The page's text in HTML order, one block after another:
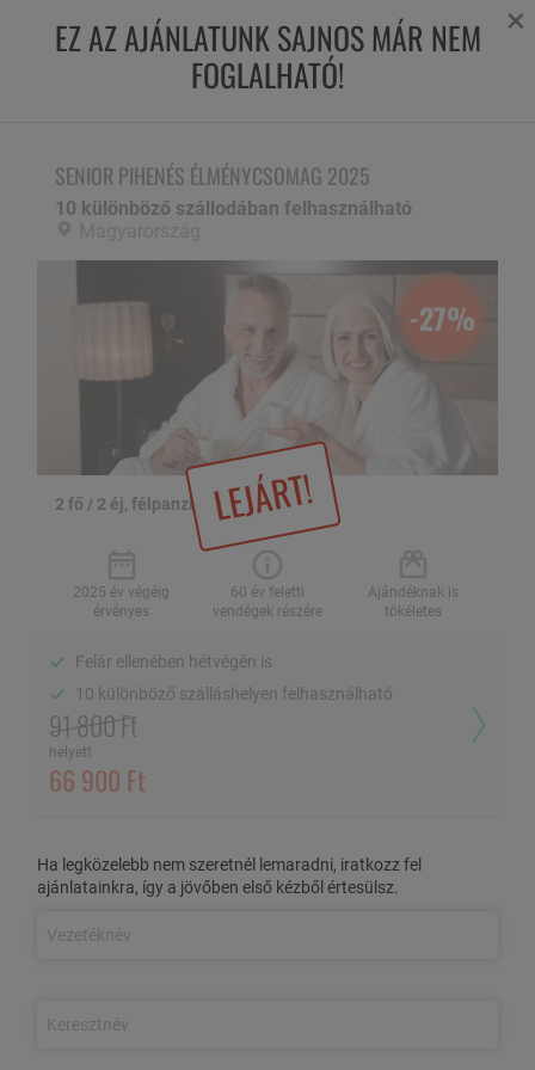
SENIOR PIHENÉS ÉLMÉNYCSOMAG 2025
2025 év végéig
60 év feletti vendégek
Felár ellenében hétvégén is
10 különböző szálláshelyen felhasználható
pihenést segítő szolgáltatások várnak!
AZ ÉLMÉNYCSOMAG TARTALMA
Az ajánlatot kizárólag 60 év feletti vendégek vehetik igénybe
EZ AZ AJÁNLATUNK SAJNOS MÁR NEM
FOGLALHATÓ!
×
LEJÁRT!
SENIOR PIHENÉS ÉLMÉNYCSOMAG 2025
10 különböző szállodában felhasználható
-27%
2 fő / 2 éj, félpanzióval
2025 év végéig
érvényes
60 év feletti
vendégek részére
Ajándéknak is
tökéletes
Felár ellenében hétvégén is
10 különböző szálláshelyen felhasználható
91 800 Ft
helyett
66 900 Ft
Ha legközelebb nem szeretnél lemaradni, iratkozz fel
ajánlatainkra, így a jövőben első kézből értesülsz.